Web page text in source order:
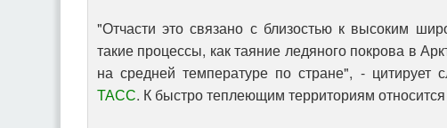
"Отчасти это связано с близостью к высоким
такие процессы, как таяние ледяного покрова в
на средней температуре по стране", - цитирует
ТАСС. К быстро теплеющим территориям